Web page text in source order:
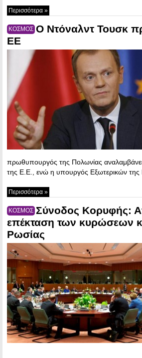
Περισσότερα »
ΚΟΣΜΟΣ Ο Ντόναλντ Τουσκ
ΕΕ
πρωθυπουργός της Πολωνίας
της Ε.Ε., ενώ η υπουργός Εξωτερικών της
Περισσότερα »
ΚΟΣΜΟΣ Σύνοδος Κορυφής:
επέκταση των κυρώσεων
Ρωσίας